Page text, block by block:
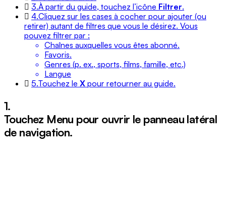
3.À partir du guide, touchez l’icône Filtrer.
4.Cliquez sur les cases à cocher pour ajouter (ou
retirer) autant de filtres que vous le désirez. Vous
pouvez filtrer par :
Chaînes auxquelles vous êtes abonné.
Favoris.
Genres (p. ex., sports, films, famille, etc.)
Langue
5.Touchez le X pour retourner au guide.
1.
Touchez Menu pour ouvrir le panneau latéral
de navigation.